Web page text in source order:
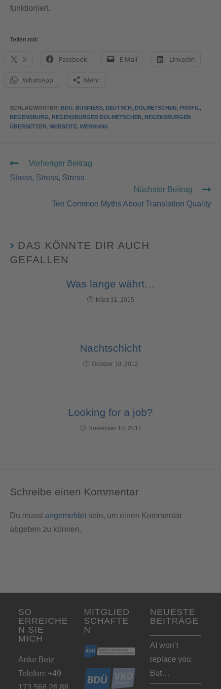
funktioniert.
Teilen mit:
X Facebook E-Mail LinkedIn
WhatsApp Mehr
SCHLAGWÖRTER: BDÜ, BUSINESS, DEUTSCH, DOLMETSCHEN, PROFIL ,
REGENSBURG, REGENSBURGER DOLMETSCHER, REGENSBURGER
ÜBERSETZER, WEBSEITE, WERBUNG
Vorheriger Beitrag
Stress, Stress, Stress
Nächster Beitrag
Ten Common Myths About Translation Quality
DAS KÖNNTE DIR AUCH
GEFALLEN
Was lange währt…
März 31, 2015
Nachtschicht
Oktober 10, 2012
Looking for a job?
November 10, 2017
Schreibe einen Kommentar
Du musst angemeldet sein, um einen Kommentar
abgeben zu können.
SO
ERREICHE
N SIE
MICH
Anke Betz
Telefon: +49
173 566 26 88
MITGLIED
SCHAFTE
N
NEUESTE
BEITRÄGE
AI won’t
replace you.
But…